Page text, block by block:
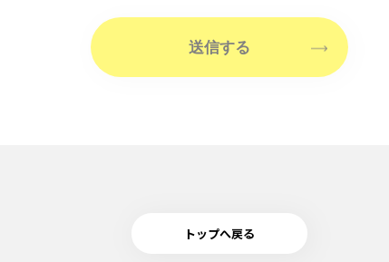
送信する
トップへ戻る